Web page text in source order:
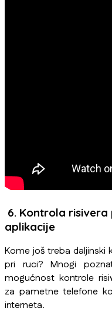
6. Kontrola
aplikacije
Kome još treba
pri ruci? Mnogi
mogućnost kontrole
za pametne telefone
interneta.